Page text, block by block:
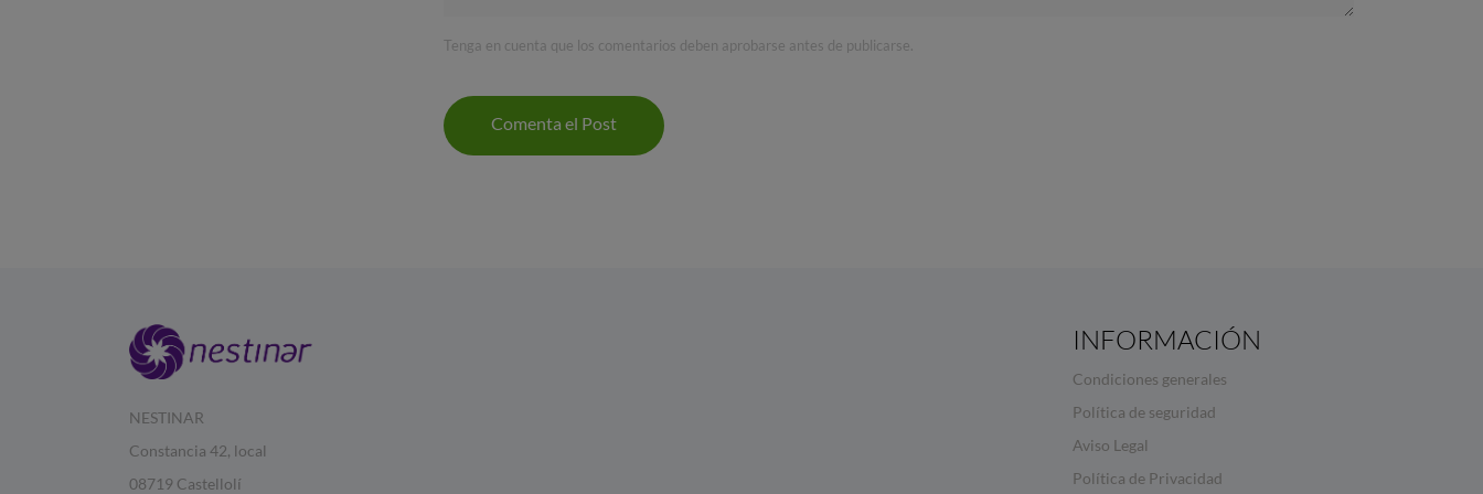
Tenga en cuenta que los comentarios deben aprobarse antes de publicarse.
Comenta el Post
NESTINAR
Constancia 42, local
08719 Castellolí
INFORMACIÓN
Condiciones generales
Política de seguridad
Aviso Legal
Política de Privacidad